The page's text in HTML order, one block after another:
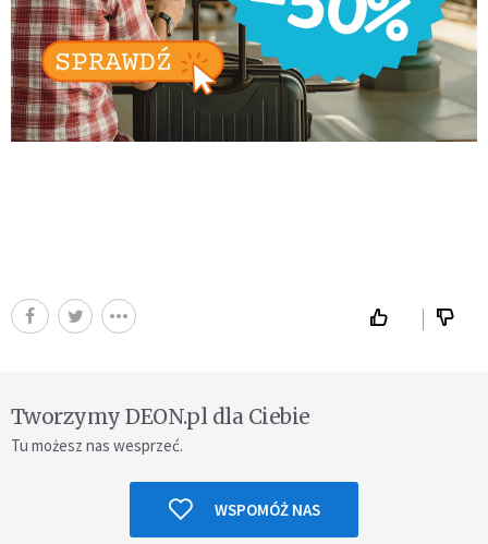
Tworzymy DEON.pl dla Ciebie
Tu możesz nas wesprzeć.
WSPOMÓŻ NAS